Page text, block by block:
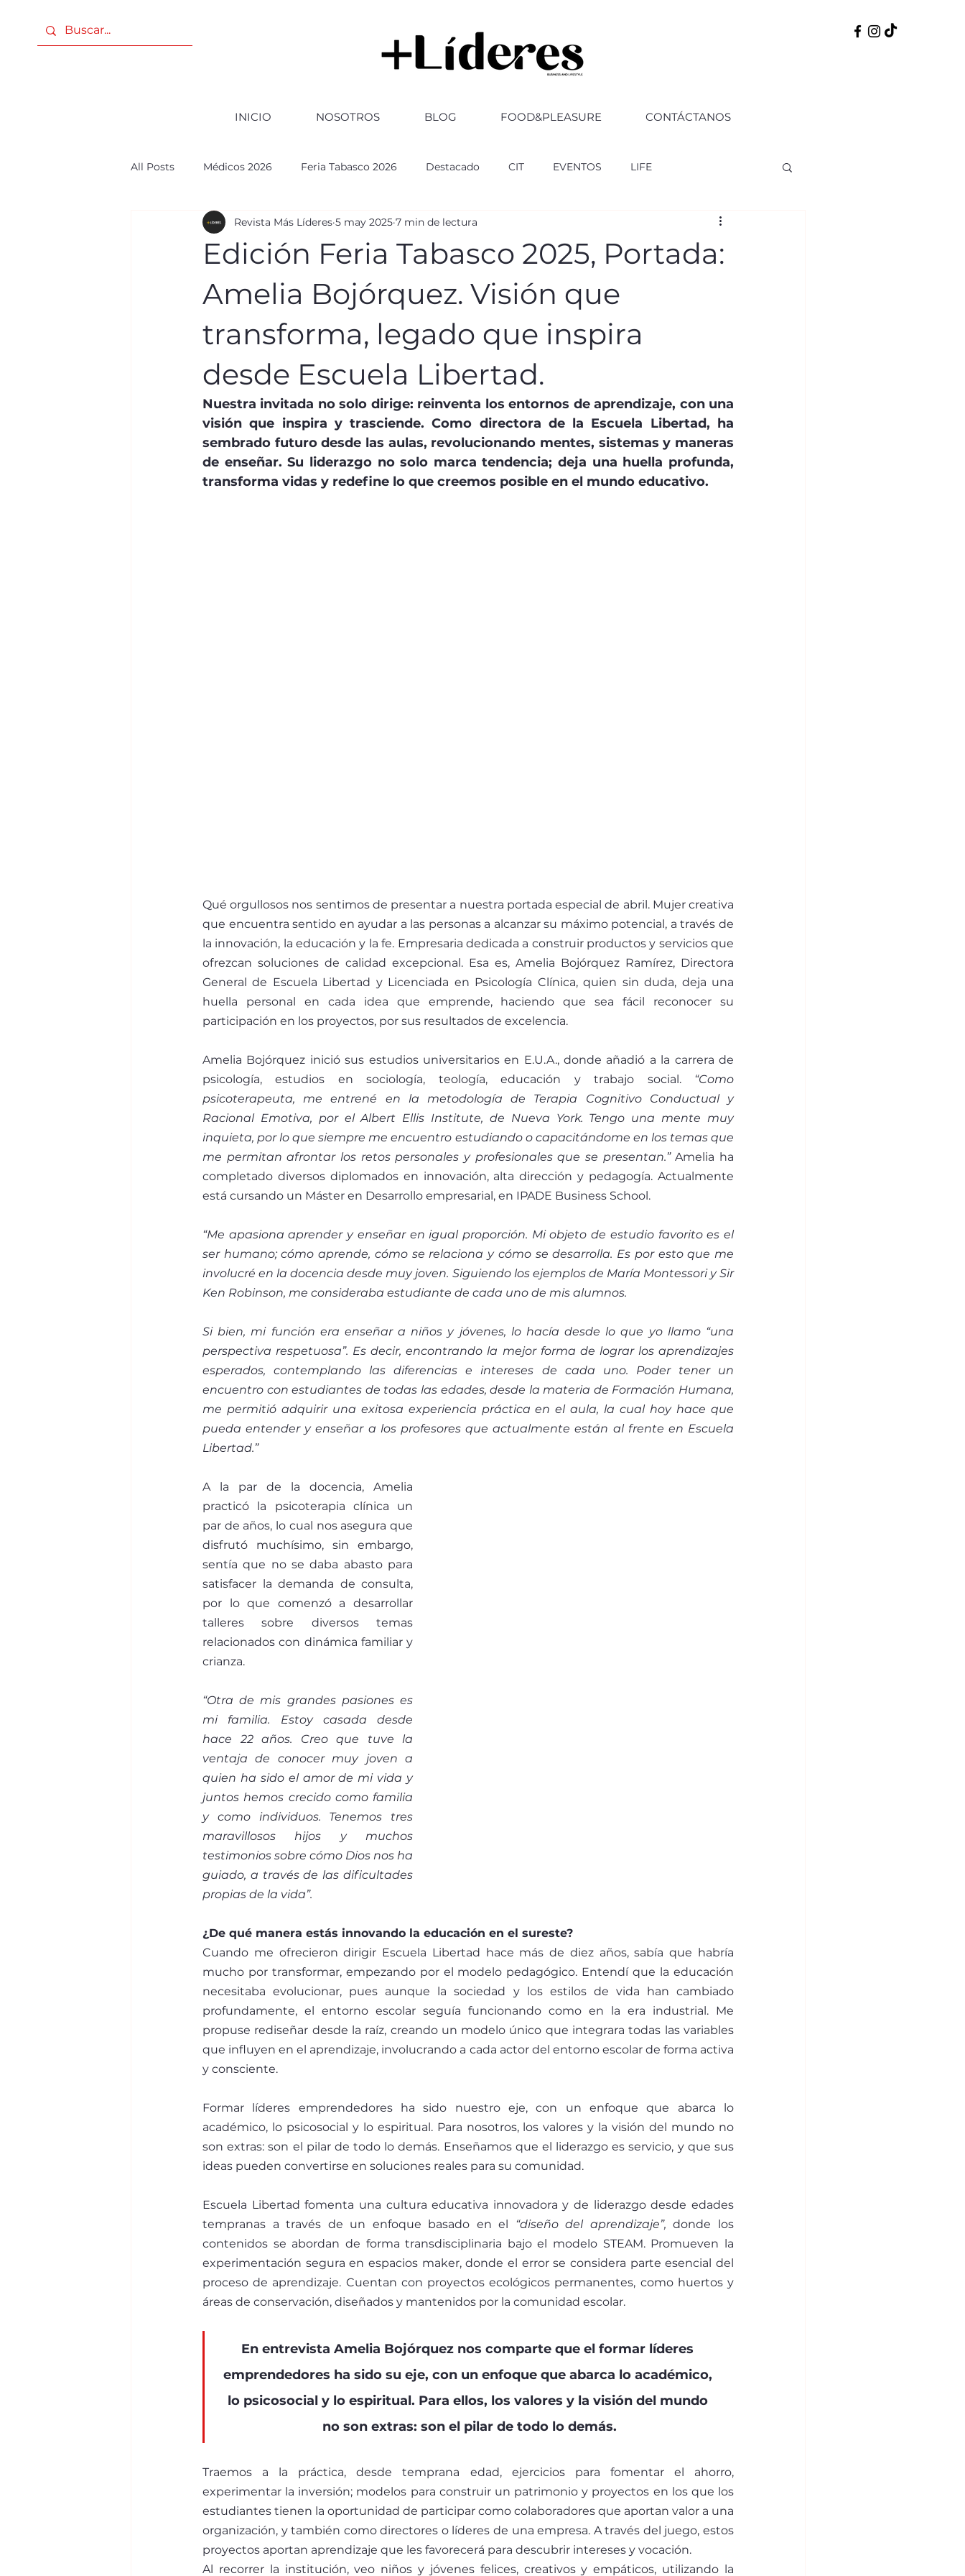
INICIO NOSOTROS BLOG FOOD&PLEASURE CONTÁCTANOS
All Posts Médicos 2026 Feria Tabasco 2026 Destacado CIT EVENTOS LIFE
PODER FEMENINO ANIVERSARIO ABOGADOS FERIA TABASCO 2025 50 PERFILES
PODER FEMENINO 2025 cultura Altozano
Edición Feria Tabasco 2025, Portada:
Amelia Bojórquez. Visión que
transforma, legado que inspira
desde Escuela Libertad.
Revista Más Líderes 5 may 2025 7 min de lectura
Nuestra invitada no solo dirige: reinventa los entornos de aprendizaje, con una
visión que inspira y trasciende. Como directora de la Escuela Libertad, ha
sembrado futuro desde las aulas, revolucionando mentes, sistemas y maneras
de enseñar. Su liderazgo no solo marca tendencia; deja una huella profunda,
transforma vidas y redefine lo que creemos posible en el mundo educativo.
Qué orgullosos nos sentimos de presentar a nuestra portada especial de abril. Mujer creativa
que encuentra sentido en ayudar a las personas a alcanzar su máximo potencial, a través de
la innovación, la educación y la fe. Empresaria dedicada a construir productos y servicios que
ofrezcan soluciones de calidad excepcional. Esa es, Amelia Bojórquez Ramírez, Directora
General de Escuela Libertad y Licenciada en Psicología Clínica, quien sin duda, deja una
huella personal en cada idea que emprende, haciendo que sea fácil reconocer su
participación en los proyectos, por sus resultados de excelencia.
Amelia Bojórquez inició sus estudios universitarios en E.U.A., donde añadió a la carrera de
psicología, estudios en sociología, teología, educación y trabajo social. “Como
psicoterapeuta, me entrené en la metodología de Terapia Cognitivo Conductual y
Racional Emotiva, por el Albert Ellis Institute, de Nueva York. Tengo una mente muy
inquieta, por lo que siempre me encuentro estudiando o capacitándome en los temas que
me permitan afrontar los retos personales y profesionales que se presentan.” Amelia ha
completado diversos diplomados en innovación, alta dirección y pedagogía. Actualmente
está cursando un Máster en Desarrollo empresarial, en IPADE Business School.
“Me apasiona aprender y enseñar en igual proporción. Mi objeto de estudio favorito es el
ser humano; cómo aprende, cómo se relaciona y cómo se desarrolla. Es por esto que me
involucré en la docencia desde muy joven. Siguiendo los ejemplos de María Montessori y Sir
Ken Robinson, me consideraba estudiante de cada uno de mis alumnos.
Si bien, mi función era enseñar a niños y jóvenes, lo hacía desde lo que yo llamo “una
perspectiva respetuosa”. Es decir, encontrando la mejor forma de lograr los aprendizajes
esperados, contemplando las diferencias e intereses de cada uno. Poder tener un
encuentro con estudiantes de todas las edades, desde la materia de Formación Humana,
me permitió adquirir una exitosa experiencia práctica en el aula, la cual hoy hace que
pueda entender y enseñar a los profesores que actualmente están al frente en Escuela
Libertad.”
A la par de la docencia, Amelia
practicó la psicoterapia clínica un
par de años, lo cual nos asegura que
disfrutó muchísimo, sin embargo,
sentía que no se daba abasto para
satisfacer la demanda de consulta,
por lo que comenzó a desarrollar
talleres sobre diversos temas
relacionados con dinámica familiar y
crianza.
“Otra de mis grandes pasiones es
mi familia. Estoy casada desde
hace 22 años. Creo que tuve la
ventaja de conocer muy joven a
quien ha sido el amor de mi vida y
juntos hemos crecido como familia
y como individuos. Tenemos tres
maravillosos hijos y muchos
testimonios sobre cómo Dios nos ha
guiado, a través de las dificultades
propias de la vida”.
¿De qué manera estás innovando la educación en el sureste?
Cuando me ofrecieron dirigir Escuela Libertad hace más de diez años, sabía que habría
mucho por transformar, empezando por el modelo pedagógico. Entendí que la educación
necesitaba evolucionar, pues aunque la sociedad y los estilos de vida han cambiado
profundamente, el entorno escolar seguía funcionando como en la era industrial. Me
propuse rediseñar desde la raíz, creando un modelo único que integrara todas las variables
que influyen en el aprendizaje, involucrando a cada actor del entorno escolar de forma activa
y consciente.
Formar líderes emprendedores ha sido nuestro eje, con un enfoque que abarca lo
académico, lo psicosocial y lo espiritual. Para nosotros, los valores y la visión del mundo no
son extras: son el pilar de todo lo demás. Enseñamos que el liderazgo es servicio, y que sus
ideas pueden convertirse en soluciones reales para su comunidad.
Escuela Libertad fomenta una cultura educativa innovadora y de liderazgo desde edades
tempranas a través de un enfoque basado en el “diseño del aprendizaje”, donde los
contenidos se abordan de forma transdisciplinaria bajo el modelo STEAM. Promueven la
experimentación segura en espacios maker, donde el error se considera parte esencial del
proceso de aprendizaje. Cuentan con proyectos ecológicos permanentes, como huertos y
áreas de conservación, diseñados y mantenidos por la comunidad escolar.
En entrevista Amelia Bojórquez nos comparte que el formar líderes
emprendedores ha sido su eje, con un enfoque que abarca lo académico,
lo psicosocial y lo espiritual. Para ellos, los valores y la visión del mundo
no son extras: son el pilar de todo lo demás.
Traemos a la práctica, desde temprana edad, ejercicios para fomentar el ahorro,
experimentar la inversión; modelos para construir un patrimonio y proyectos en los que los
estudiantes tienen la oportunidad de participar como colaboradores que aportan valor a una
organización, y también como directores o líderes de una empresa. A través del juego, estos
proyectos aportan aprendizaje que les favorecerá para descubrir intereses y vocación.
Al recorrer la institución, veo niños y jóvenes felices, creativos y empáticos, utilizando la